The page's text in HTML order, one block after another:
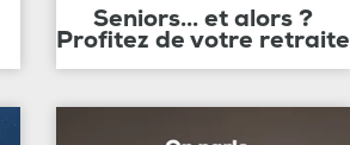
Seniors... et alors ?
Profitez de votre retraite